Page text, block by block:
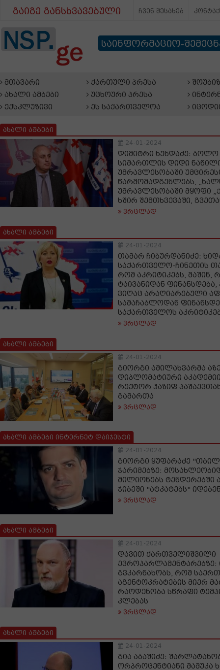
გაიგე განსხვავებული ჩვენ შესახებ
საინფორმაციო-
მთავარი
ახალი ამბები
ექსკლუზივი
ქართული პრესა
უცხოური პრესა
ეს საქართველოა
ახალი ამბები
24-01-2024
დიმიტრი ხუნდაძე:
სიმართლის დიდი
უმრავლესობაში
წარმომადგენლებს,
უმრავლესობაში მყოფი
ხშირ შემთხვევაში,
ვრცლად
ახალი ამბები
24-01-2024
თამარ ჩიბურდანიძე:
საქართველო-ჩინეთის
რომ აკრიტიკებს, მაშინ,
ტაივანიდან ფინანსდება,
ვიღაც არაღიარებული
სამაჩაბლოდან
საქართველოს
ვრცლად
ახალი ამბები
24-01-2024
გიორგი ამილახვარმა
დიპლომატიური
რექტორ ჰაზიფ
გამართა
ვრცლად
ახალი ამბები ინტერნეტ დაიჯესტი
24-01-2024
გიორგი ყუფარაძე
ჯარიმებზე:
მილიონებს ტენდერებში
ჯიბეში "ატკატებს"
ვრცლად
ახალი ამბები
24-01-2024
დავით ქართველიშვილი
ევროპარლამენტარებზე:
გვკარნახობს, რომ
აგენტოკრატების მიერ
რაოდენობა სწრაფი
კლებას
ვრცლად
ახალი ამბები
24-01-2024
გია აბაშიძე:
ორპროცენტიანი მამუკა